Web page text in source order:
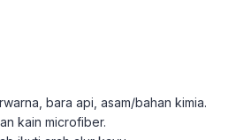
bara api, asam/bahan kimia.
kain microfiber.